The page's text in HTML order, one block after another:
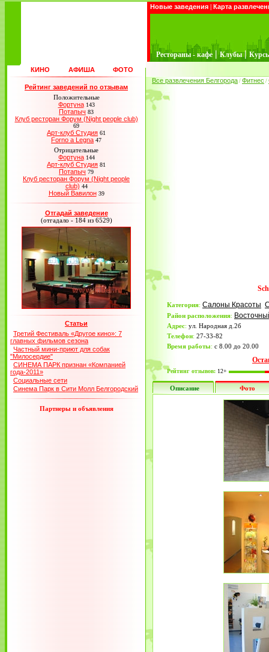
Новые заведения | Карта
Рестораны - кафе | Клубы |
КИНО АФИША ФОТО
Рейтинг заведений по отзывам
Положительные
Фортуна 143
Потапыч 83
Клуб ресторан Форум (Night people club)
69
Арт-клуб Студия 61
Forno a Legna 47
Отрицательные
Фортуна 144
Арт-клуб Студия 81
Потапыч 79
Клуб ресторан Форум (Night people
club) 44
Новый Вавилон 39
Отгадай заведение
(отгадало - 184 из 6529)
Статьи
Третий Фестиваль «Другое кино»: 7
главных фильмов сезона
Частный мини-приют для собак
"Милосердие"
СИНЕМА ПАРК признан «Компанией
года-2011»
Социальные сети
Синема Парк в Сити Молл Белгородский
Партнеры и объявления
Все развлечения Белгорода / Фитнес /
Категория: Салоны Красоты
Район расположения:
Адрес: ул. Народная д.2б
Телефон: 27-33-82
Время работы: с 8.00 до 20.00
Рейтинг отзывов: 12+
Описание Фото